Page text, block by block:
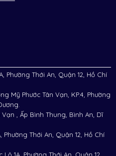
Phường Thới An, Quận 12, Hồ Chí
Mỹ Phước Tân Vạn, KP.4, Phường
Vạn , Ấp Bình Thung, Bình An, Dĩ
Phường Thới An, Quận 12, Hồ Chí